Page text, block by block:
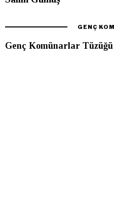
GENÇ
Genç Komünarlar Tüzüğü